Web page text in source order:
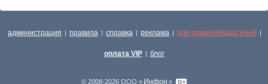
администрация | правила | справка | реклама | для правообладателей |
оплата VIP | блог
© 2008-2026 ООО « Инфон »